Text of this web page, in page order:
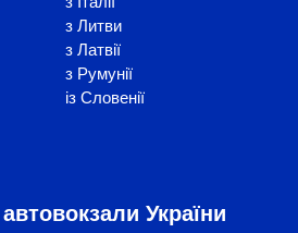
з Литви
з Латвії
з Румунії
із Словенії
України